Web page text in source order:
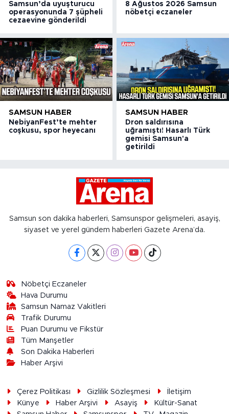
Samsun’da uyuşturucu
operasyonunda 7 şüpheli
cezaevine gönderildi
8 Ağustos 2026 Samsun
nöbetçi eczaneler
SAMSUN HABER
NebiyanFest’te mehter
coşkusu, spor heyecanı
SAMSUN HABER
Dron saldırısına
uğramıştı! Hasarlı Türk
gemisi Samsun'a
getirildi
Samsun son dakika haberleri, Samsunspor gelişmeleri, asayiş,
siyaset ve yerel gündem haberleri Gazete Arena’da.
Nöbetçi Eczaneler
Hava Durumu
Samsun Namaz Vakitleri
Trafik Durumu
Puan Durumu ve Fikstür
Tüm Manşetler
Son Dakika Haberleri
Haber Arşivi
Çerez Politikası Gizlilik Sözleşmesi
İletişim
Künye
Haber Arşivi Asayiş
Kültür-Sanat